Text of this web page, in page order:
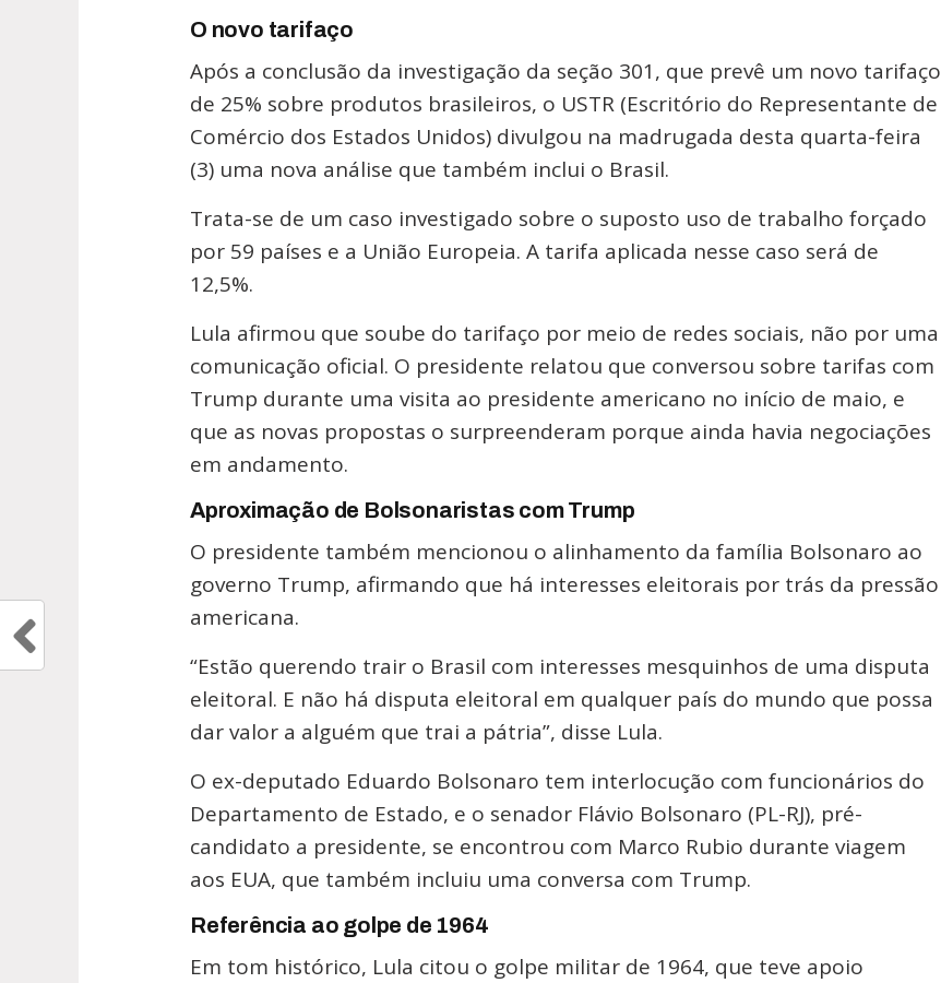
O novo tarifaço
Após a conclusão da investigação da seção 301, que prevê um novo tarifaço
de 25% sobre produtos brasileiros, o USTR (Escritório do Representante de
Comércio dos Estados Unidos) divulgou na madrugada desta quarta-feira
(3) uma nova análise que também inclui o Brasil.
Trata-se de um caso investigado sobre o suposto uso de trabalho forçado
por 59 países e a União Europeia. A tarifa aplicada nesse caso será de
12,5%.
Lula afirmou que soube do tarifaço por meio de redes sociais, não por uma
comunicação oficial. O presidente relatou que conversou sobre tarifas com
Trump durante uma visita ao presidente americano no início de maio, e
que as novas propostas o surpreenderam porque ainda havia negociações
em andamento.
Aproximação de Bolsonaristas com Trump
O presidente também mencionou o alinhamento da família Bolsonaro ao
governo Trump, afirmando que há interesses eleitorais por trás da pressão
americana.
“Estão querendo trair o Brasil com interesses mesquinhos de uma disputa
eleitoral. E não há disputa eleitoral em qualquer país do mundo que possa
dar valor a alguém que trai a pátria”, disse Lula.
O ex-deputado Eduardo Bolsonaro tem interlocução com funcionários do
Departamento de Estado, e o senador Flávio Bolsonaro (PL-RJ), pré-
candidato a presidente, se encontrou com Marco Rubio durante viagem
aos EUA, que também incluiu uma conversa com Trump.
Referência ao golpe de 1964
Em tom histórico, Lula citou o golpe militar de 1964, que teve apoio